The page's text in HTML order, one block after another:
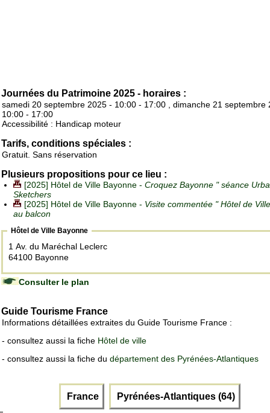
Journées du Patrimoine 2025 - horaires :
samedi 20 septembre 2025 - 10:00 - 17:00 , dimanche 21 septembre
10:00 - 17:00
Accessibilité : Handicap moteur
Tarifs, conditions spéciales :
Gratuit. Sans réservation
Plusieurs propositions pour ce lieu :
[2025] Hôtel de Ville Bayonne - Croquez Bayonne " séance
Sketchers
[2025] Hôtel de Ville Bayonne - Visite commentée " Hôtel de
au balcon
Hôtel de Ville Bayonne
1 Av. du Maréchal Leclerc
64100 Bayonne
Consulter le plan
Guide Tourisme France
Informations détaillées extraites du Guide Tourisme France :
- consultez aussi la fiche Hôtel de ville
- consultez aussi la fiche du département des Pyrénées-Atlantiques
France Pyrénées-Atlantiques (64)